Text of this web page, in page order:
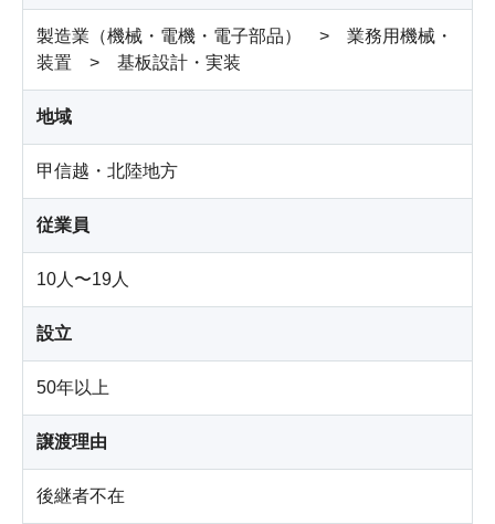
製造業（機械・電機・電子部品） > 業務用機械・
装置 > 基板設計・実装
地域
甲信越・北陸地方
従業員
10人〜19人
設立
50年以上
譲渡理由
後継者不在